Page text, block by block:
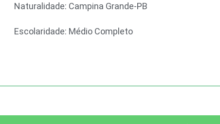
Naturalidade: Campina Grande-PB
Escolaridade: Médio Completo